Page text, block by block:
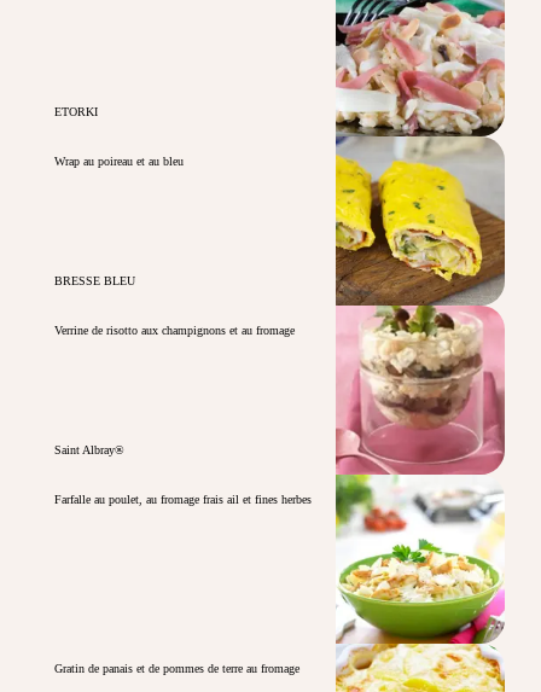
ETORKI
Wrap au poireau et au bleu
BRESSE BLEU
Verrine de risotto aux champignons et au fromage
Saint Albray®
Farfalle au poulet, au fromage frais ail et fines herbes
Gratin de panais et de pommes de terre au fromage